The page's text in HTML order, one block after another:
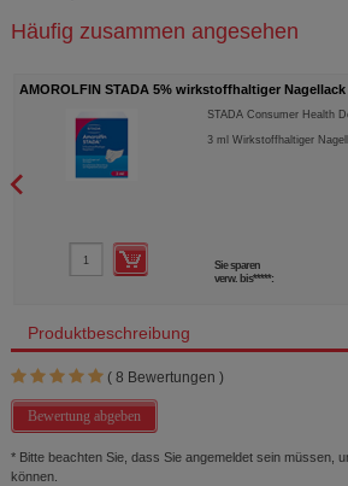
Häufig zusammen angesehen
AMOROLFIN STADA 5% wirkstoffhaltiger Nagellack
STADA Consumer Health
3ml Wirkstoffhaltiger
Sie sparen
verw. bis*****:
Produktbeschreibung
( 8 Bewertungen )
Bewertung abgeben
* Bitte beachten Sie, dass Sie angemeldet sein müssen,
können.